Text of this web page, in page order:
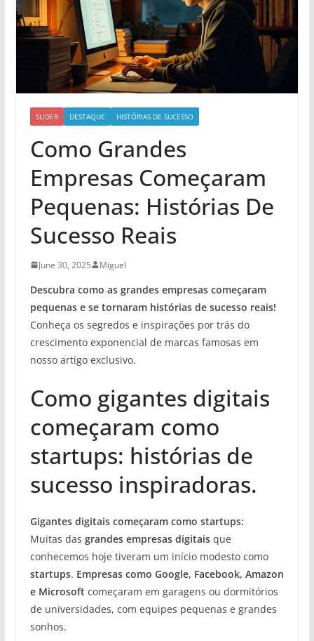
SLIDER DESTAQUE HISTÓRIAS DE SUCESSO
Como Grandes
Empresas Começaram
Pequenas: Histórias De
Sucesso Reais
June 30, 2025 Miguel
Descubra como as grandes empresas começaram
pequenas e se tornaram histórias de sucesso reais!
Conheça os segredos e inspirações por trás do
crescimento exponencial de marcas famosas em
nosso artigo exclusivo.
Como gigantes digitais
começaram como
startups: histórias de
sucesso inspiradoras.
Gigantes digitais começaram como startups:
Muitas das grandes empresas digitaisque
conhecemos hoje tiveram um início modesto como
startups. Empresas como Google, Facebook, Amazon
e Microsoft começaram em garagens ou dormitórios
de universidades, com equipes pequenas e grandes
sonhos.